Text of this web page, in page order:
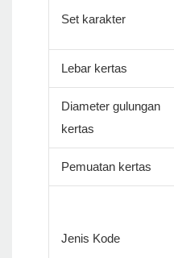
Set karakter
Lebar kertas
Diameter gulungan
kertas
Pemuatan kertas
Jenis Kode